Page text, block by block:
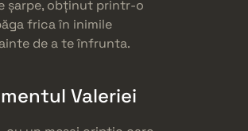
șarpe, obținut printr-o
frica în inimile
de a te înfrunta.
Valeriei